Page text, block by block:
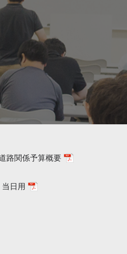
路関係予算概要
日用